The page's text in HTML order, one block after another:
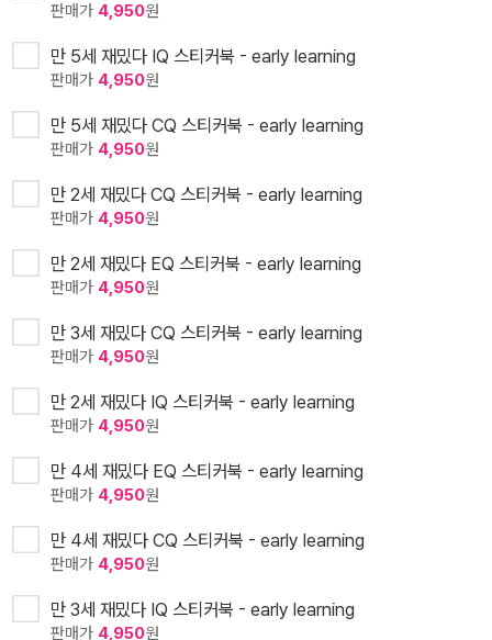
판매가 4,950원
만 5세 재밌다 IQ 스티커북 - early learning
판매가 4,950원
만 5세 재밌다 CQ 스티커북 - early learning
판매가 4,950원
만 2세 재밌다 CQ 스티커북 - early learning
판매가 4,950원
만 2세 재밌다 EQ 스티커북 - early learning
판매가 4,950원
만 3세 재밌다 CQ 스티커북 - early learning
판매가 4,950원
만 2세 재밌다 IQ 스티커북 - early learning
판매가 4,950원
만 4세 재밌다 EQ 스티커북 - early learning
판매가 4,950원
만 4세 재밌다 CQ 스티커북 - early learning
판매가 4,950원
만 3세 재밌다 IQ 스티커북 - early learning
판매가 4,950원